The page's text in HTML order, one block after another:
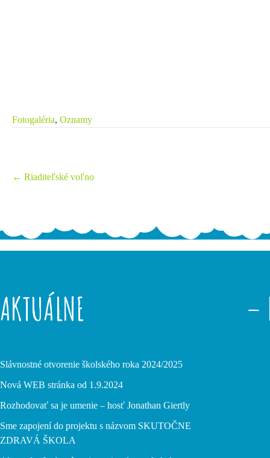
Fotogaléria, Oznamy
navigation
← Riaditeľské voľno
AKTUÁLNE
Slávnostné otvorenie školského roka 2024/2025
Nová WEB stránka od 1.9.2024
Rozhodovať sa je umenie – hosť Jonathan Giertly
Sme zapojení do projektu s názvom SKUTOČNE
ZDRAVÁ ŠKOLA
–